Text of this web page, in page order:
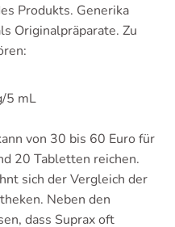
Produkts. Generika
Originalpräparate. Zu
5 mL
von 30 bis 60 Euro für
20 Tabletten reichen.
sich der Vergleich der
Neben den
dass Suprax oft